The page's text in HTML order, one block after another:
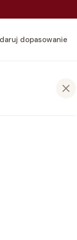
dopasowanie
kostium kąpielowy